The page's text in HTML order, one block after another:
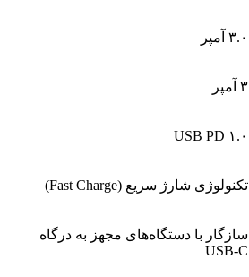
۳.۰ آمپر
۳ آمپر
USB PD ۱.۰
تکنولوژی شارژ سریع (Fast Charge)
سازگار با دستگاه‌های مجهز به درگاه
USB-C